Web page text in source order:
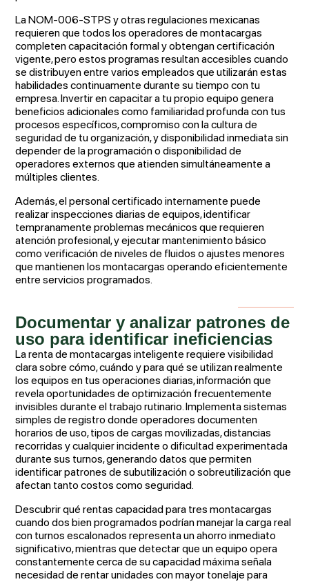
La NOM-006-STPS y otras regulaciones mexicanas
requieren que todos los operadores de montacargas
completen capacitación formal y obtengan certificación
vigente, pero estos programas resultan accesibles cuando
se distribuyen entre varios empleados que utilizarán estas
habilidades continuamente durante su tiempo con tu
empresa. Invertir en capacitar a tu propio equipo genera
beneficios adicionales como familiaridad profunda con tus
procesos específicos, compromiso con la cultura de
seguridad de tu organización, y disponibilidad inmediata sin
depender de la programación o disponibilidad de
operadores externos que atienden simultáneamente a
múltiples clientes.
Además, el personal certificado internamente puede
realizar inspecciones diarias de equipos, identificar
tempranamente problemas mecánicos que requieren
atención profesional, y ejecutar mantenimiento básico
como verificación de niveles de fluidos o ajustes menores
que mantienen los montacargas operando eficientemente
entre servicios programados.
Documentar y analizar patrones de
uso para identificar ineficiencias
La renta de montacargas inteligente requiere visibilidad
clara sobre cómo, cuándo y para qué se utilizan realmente
los equipos en tus operaciones diarias, información que
revela oportunidades de optimización frecuentemente
invisibles durante el trabajo rutinario. Implementa sistemas
simples de registro donde operadores documenten
horarios de uso, tipos de cargas movilizadas, distancias
recorridas y cualquier incidente o dificultad experimentada
durante sus turnos, generando datos que permiten
identificar patrones de subutilización o sobreutilización que
afectan tanto costos como seguridad.
Descubrir qué rentas capacidad para tres montacargas
cuando dos bien programados podrían manejar la carga real
con turnos escalonados representa un ahorro inmediato
significativo, mientras que detectar que un equipo opera
constantemente cerca de su capacidad máxima señala
necesidad de rentar unidades con mayor tonelaje para